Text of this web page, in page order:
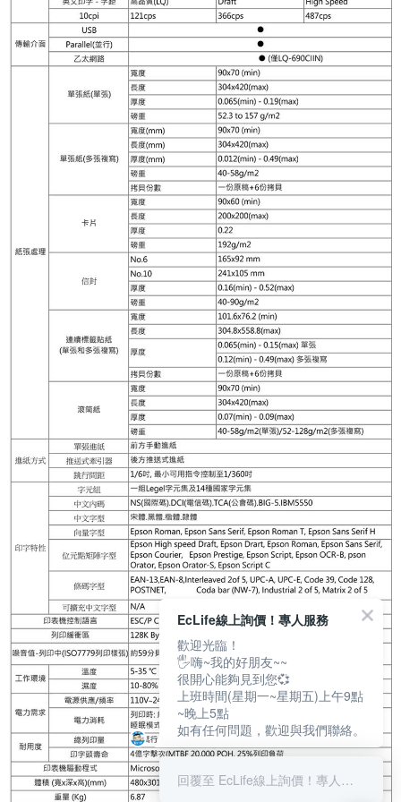
EcLife線上詢價！專人服務
歡迎光臨！
🖐嗨~我的好朋友~~
很開心能夠見到您💞
上班時間(星期一~星期五)上午9點
~晚上5點
如有任何問題，歡迎與我們聯絡。
回覆至 EcLife線上詢價！專人服務